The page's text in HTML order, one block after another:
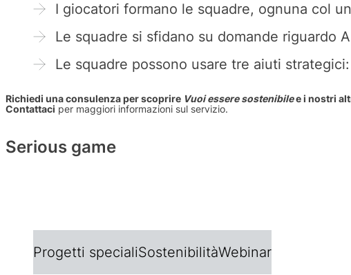
I giocatori formano le squadre, ognuna col
Le squadre si sfidano su domande riguardo
Le squadre possono usare tre aiuti strategici:
Richiedi una consulenza per scoprire Vuoi essere sostenibilee i nostri
Contattaci per maggiori informazioni sul servizio.
Serious game
Progetti specialiSostenibilitàWebinar